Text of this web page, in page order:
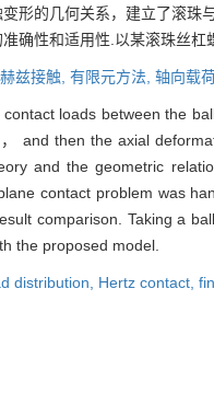
形的几何关系，建立了滚
确性和适用性.以某滚珠丝
赫兹接触, 有限元方法, 轴向载
loads between the
and then the axial
and the geometric
contact problem was
comparison. Taking a
the proposed model.
distribution, Hertz contact,